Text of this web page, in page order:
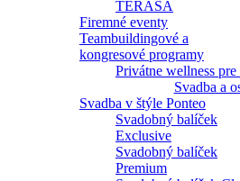
TERASA
Firemné eventy
Teambuildingové a
kongresové programy
Privátne wellness
Svadba a
Svadba v štýle Ponteo
Svadobný balíček
Exclusive
Svadobný balíček
Premium